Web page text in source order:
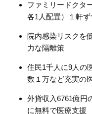
ファミリードクタ
各1 人配置）１軒
院内感染リスクを
力な隔離策
住民1千人に9人の
数１万など充実の
外貨収入6761億円
に無料で医療支援